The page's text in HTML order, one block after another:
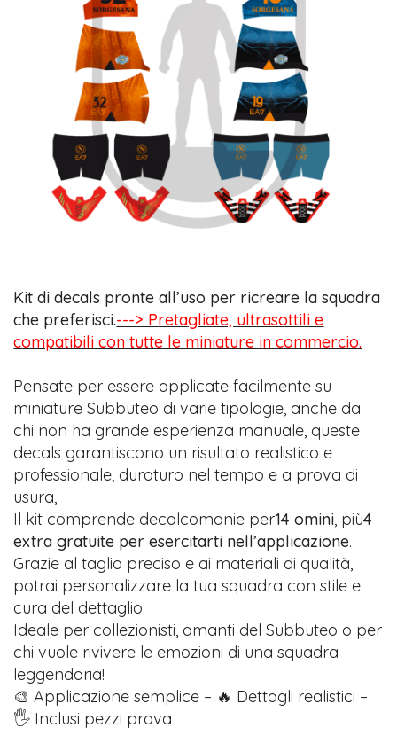
Kit di decals pronte all’uso per ricreare la squadra
che preferisci.---> Pretagliate, ultrasottili e
compatibili con tutte le miniature in commercio.
Pensate per essere applicate facilmente su
miniature Subbuteo di varie tipologie, anche da
chi non ha grande esperienza manuale, queste
decals garantiscono un risultato realistico e
professionale, duraturo nel tempo e a prova di
usura,
Il kit comprende decalcomanie per14 omini, più4
extra gratuite per esercitarti nell’applicazione.
Grazie al taglio preciso e ai materiali di qualità,
potrai personalizzare la tua squadra con stile e
cura del dettaglio.
Ideale per collezionisti, amanti del Subbuteo o per
chi vuole rivivere le emozioni di una squadra
leggendaria!
🎨 Applicazione semplice – 🔥 Dettagli realistici –
🖐️ Inclusi pezzi prova